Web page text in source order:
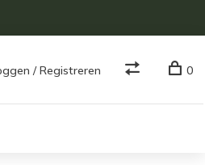
/ Registreren 0